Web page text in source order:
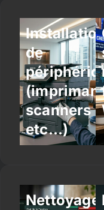
de
scanners
etc…)
Nettoyage